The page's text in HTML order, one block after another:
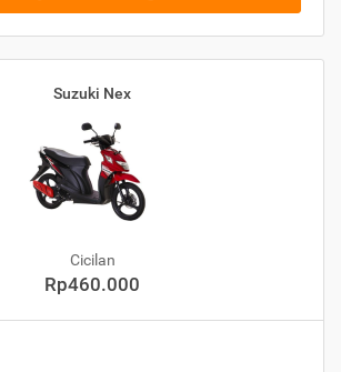
Suzuki Nex
Cicilan
Rp460.000